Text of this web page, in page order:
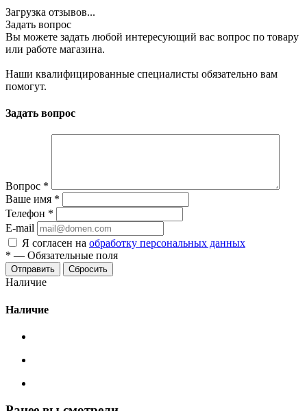
Загрузка отзывов...
Задать вопрос
Вы можете задать любой интересующий вас вопрос по товару
или работе магазина.
Наши квалифицированные специалисты обязательно вам
помогут.
Задать вопрос
Вопрос *
Ваше имя *
Телефон *
E-mail
Я согласен на обработку персональных данных
* — Обязательные поля
Сбросить
Наличие
Наличие